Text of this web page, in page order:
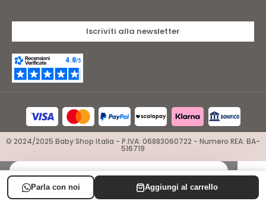
Iscriviti alla newsletter
© 2024/2025 Baby Shop Italia - P.IVA: 06883060722 - Numero REA: BA-
516719
×